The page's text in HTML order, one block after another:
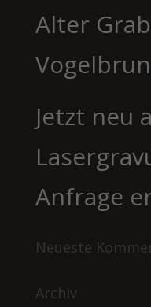
Alter
Jetzt neu
Anfrage
Neueste
Archiv